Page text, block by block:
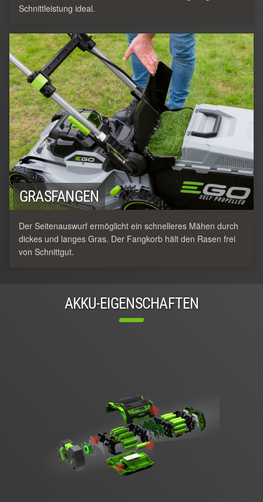
Schnittleistung ideal.
GRASFANGEN
Der Seitenauswurf ermöglicht ein schnelleres Mähen durch
dickes und langes Gras. Der Fangkorb hält den Rasen frei
von Schnittgut.
AKKU-EIGENSCHAFTEN